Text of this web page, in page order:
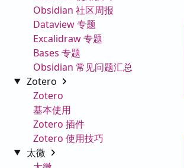
Obsidian 社区周报
Dataview 专题
Excalidraw 专题
Bases 专题
Obsidian 常见问题汇总
Zotero
Zotero
基本使用
Zotero 插件
Zotero 使用技巧
太微